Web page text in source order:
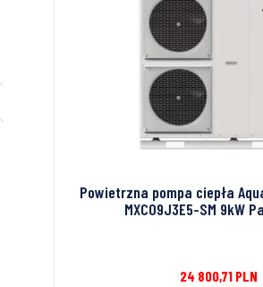
Powietrzna pompa ciepła
MXC09J3E5-SM 9kW
24 800,71 PLN